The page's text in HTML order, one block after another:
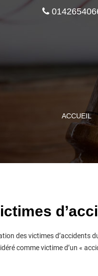
ACCUEIL
des victimes d’accidents
comme victime d’un «